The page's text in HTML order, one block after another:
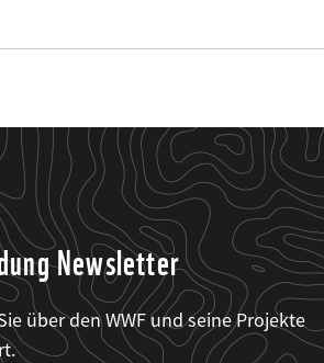
Newsletter
über den WWF und seine Projekte